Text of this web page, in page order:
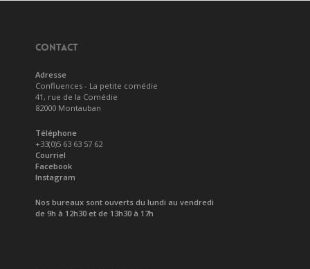
CONTACT
Adresse
Confluences - La petite comédie
41, rue de la Comédie
82000 Montauban
Téléphone
+33(0)5 63 63 57 62
Courriel
Facebook
Instagram
Nos bureaux sont ouverts du lundi au vendredi
de 9h à 12h30 et de 13h30 à 17h